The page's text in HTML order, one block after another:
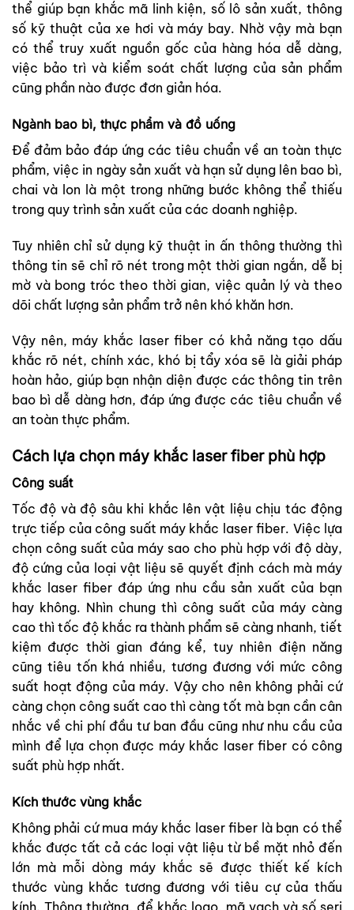
thể giúp bạn khắc mã linh kiện, số lô sản xuất, thông
số kỹ thuật của xe hơi và máy bay. Nhờ vậy mà bạn
có thể truy xuất nguồn gốc của hàng hóa dễ dàng,
việc bảo trì và kiểm soát chất lượng của sản phẩm
cũng phần nào được đơn giản hóa.
Ngành bao bì, thực phẩm và đồ uống
Để đảm bảo đáp ứng các tiêu chuẩn về an toàn thực
phẩm, việc in ngày sản xuất và hạn sử dụng lên bao bì,
chai và lon là một trong những bước không thể thiếu
trong quy trình sản xuất của các doanh nghiệp.
Tuy nhiên chỉ sử dụng kỹ thuật in ấn thông thường thì
thông tin sẽ chỉ rõ nét trong một thời gian ngắn, dễ bị
mờ và bong tróc theo thời gian, việc quản lý và theo
dõi chất lượng sản phẩm trở nên khó khăn hơn.
Vậy nên, máy khắc laser fiber có khả năng tạo dấu
khắc rõ nét, chính xác, khó bị tẩy xóa sẽ là giải pháp
hoàn hảo, giúp bạn nhận diện được các thông tin trên
bao bì dễ dàng hơn, đáp ứng được các tiêu chuẩn về
an toàn thực phẩm.
Cách lựa chọn máy khắc laser fiber phù hợp
Công suất
Tốc độ và độ sâu khi khắc lên vật liệu chịu tác động
trực tiếp của công suất máy khắc laser fiber. Việc lựa
chọn công suất của máy sao cho phù hợp với độ dày,
độ cứng của loại vật liệu sẽ quyết định cách mà máy
khắc laser fiber đáp ứng nhu cầu sản xuất của bạn
hay không. Nhìn chung thì công suất của máy càng
cao thì tốc độ khắc ra thành phẩm sẽ càng nhanh, tiết
kiệm được thời gian đáng kể, tuy nhiên điện năng
cũng tiêu tốn khá nhiều, tương đương với mức công
suất hoạt động của máy. Vậy cho nên không phải cứ
càng chọn công suất cao thì càng tốt mà bạn cần cân
nhắc về chi phí đầu tư ban đầu cũng như nhu cầu của
mình để lựa chọn được máy khắc laser fiber có công
suất phù hợp nhất.
Kích thước vùng khắc
Không phải cứ mua máy khắc laser fiber là bạn có thể
khắc được tất cả các loại vật liệu từ bề mặt nhỏ đến
lớn mà mỗi dòng máy khắc sẽ được thiết kế kích
thước vùng khắc tương đương với tiêu cự của thấu
kính. Thông thường, để khắc logo, mã vạch và số seri